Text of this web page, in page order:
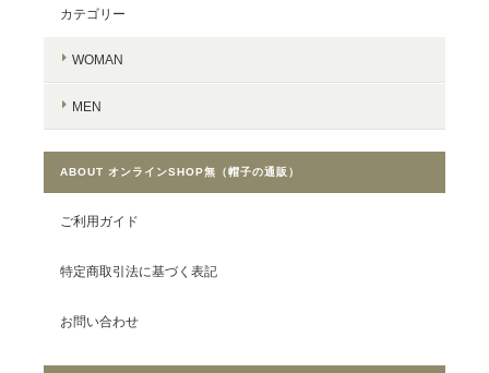
カテゴリー
WOMAN
MEN
ABOUT オンラインSHOP無（帽子の通販）
ご利用ガイド
特定商取引法に基づく表記
お問い合わせ